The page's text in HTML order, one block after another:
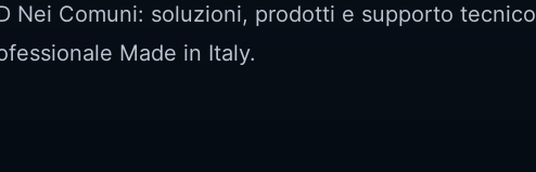
Nei Comuni: soluzioni, prodotti e supporto tecnico
Made in Italy.